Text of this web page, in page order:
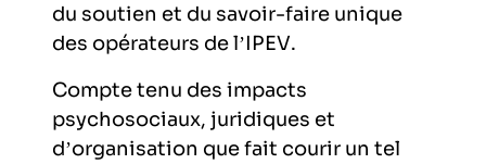
du soutien et du savoir-faire unique
des opérateurs de l’IPEV.
Compte tenu des impacts
psychosociaux, juridiques et
d’organisation que fait courir un tel